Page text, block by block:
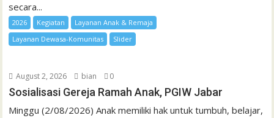
secara...
2026 Kegiatan
Layanan Anak & Remaja
Layanan Dewasa-Komunitas
Slider
August 2, 2026 bian 0
Sosialisasi Gereja Ramah Anak, PGIW Jabar
Minggu (2/08/2026) Anak memiliki hak untuk tumbuh, belajar,